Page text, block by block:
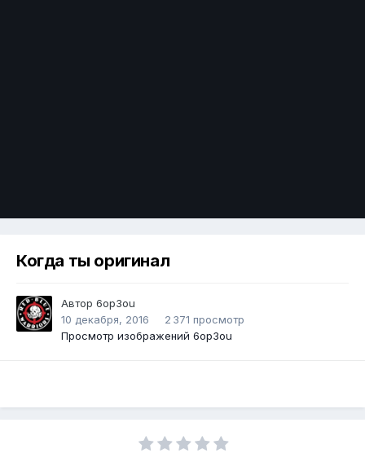
Когда ты оригинал
Автор 6op3ou
10 декабря, 2016
2 371 просмотр
Просмотр изображений 6op3ou